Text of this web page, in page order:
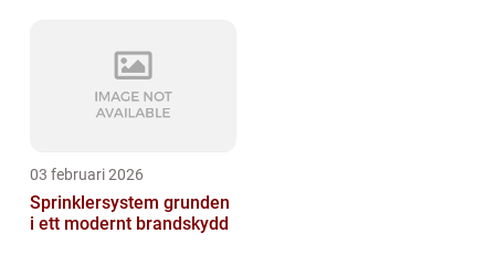
03 februari 2026
Sprinklersystem grunden
i ett modernt brandskydd